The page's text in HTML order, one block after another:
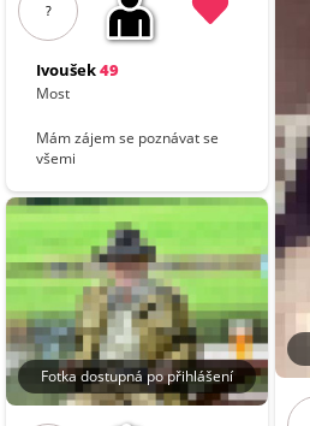
?
Ivoušek49
Most
Mám zájem se poznávat se
všemi
Fotka dostupná po přihlášení